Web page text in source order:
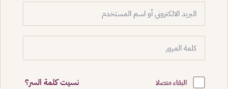
البقاء متصلا نسيت كلمة السر؟